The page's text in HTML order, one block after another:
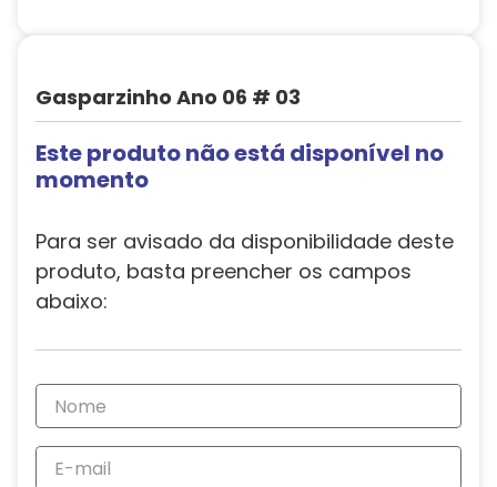
Gasparzinho Ano 06 # 03
Este produto não está disponível no
momento
Para ser avisado da disponibilidade deste
produto, basta preencher os campos
abaixo: